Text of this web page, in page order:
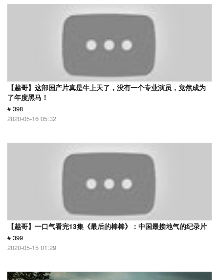
【越哥】这部国产片真是牛上天了，没有一个专业演员，竟然成为
了年度黑马！
# 398
2020-05-16 05:32
【越哥】一口气看完13集《最后的棒棒》：中国最接地气的纪录片
# 399
2020-05-15 01:29